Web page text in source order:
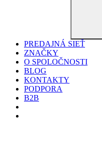
PREDAJNÁ SIEŤ
ZNAČKY
O SPOLOČNOSTI
BLOG
KONTAKTY
PODPORA
B2B